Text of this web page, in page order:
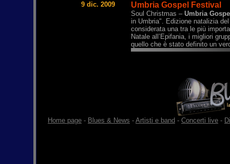
9 dic. 2009
Umbria Gospel Festival
Soul Christmas – Umbria
in Umbria". Edizione natalizia
considerata una tra le più
Natale all’Epifania, i migliori
quello che è stato definito un
Home page - Blues & News - Artisti e band - Concerti live -